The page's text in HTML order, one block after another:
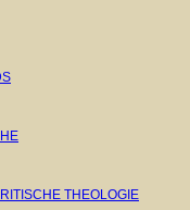
THEOLOGIE